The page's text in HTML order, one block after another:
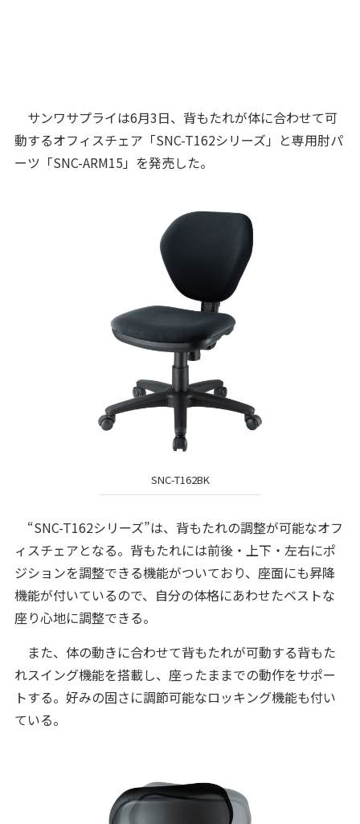
サンワサプライは6月3日、背もたれが体に合わせて可
動するオフィスチェア「SNC-T162シリーズ」と専用肘パ
ーツ「SNC-ARM15」を発売した。
SNC-T162BK
“SNC-T162シリーズ”は、背もたれの調整が可能なオフ
ィスチェアとなる。背もたれには前後・上下・左右にポ
ジションを調整できる機能がついており、座面にも昇降
機能が付いているので、自分の体格にあわせたベストな
座り心地に調整できる。
また、体の動きに合わせて背もたれが可動する背もた
れスイング機能を搭載し、座ったままでの動作をサポー
トする。好みの固さに調節可能なロッキング機能も付い
ている。